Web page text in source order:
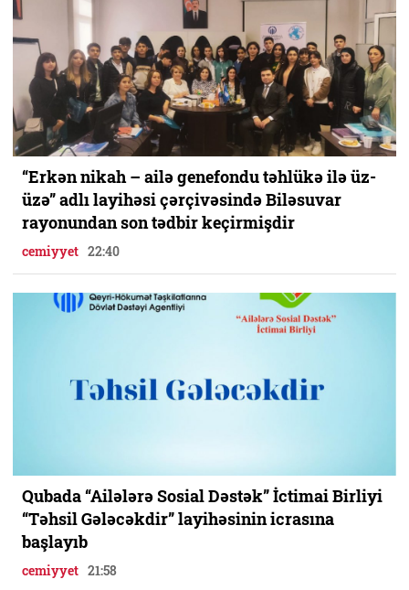
“Erkən nikah – ailə genefondu təhlükə ilə üz-
üzə” adlı layihəsi çərçivəsində Biləsuvar
rayonundan son tədbir keçirmişdir
cemiyyet 22:40
Qubada “Ailələrə Sosial Dəstək” İctimai Birliyi
“Təhsil Gələcəkdir” layihəsinin icrasına
başlayıb
cemiyyet 21:58